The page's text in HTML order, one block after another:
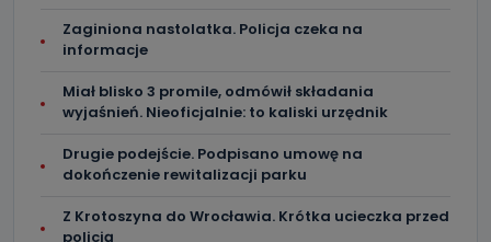
Zaginiona nastolatka. Policja czeka na
informacje
Miał blisko 3 promile, odmówił składania
wyjaśnień. Nieoficjalnie: to kaliski urzędnik
Drugie podejście. Podpisano umowę na
dokończenie rewitalizacji parku
Z Krotoszyna do Wrocławia. Krótka ucieczka przed
policją